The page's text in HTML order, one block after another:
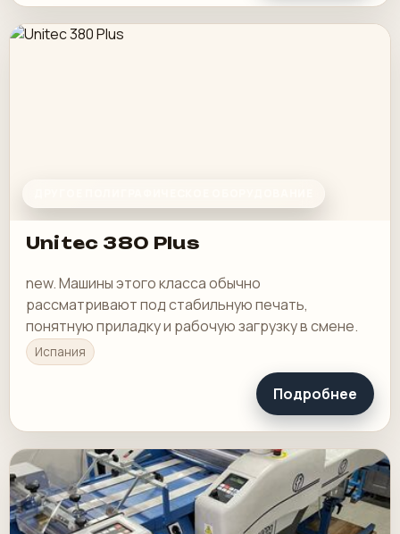
Unitec 380 Plus
new. Машины этого класса обычно
рассматривают под стабильную печать,
понятную приладку и рабочую загрузку в смене.
Испания
Подробнее